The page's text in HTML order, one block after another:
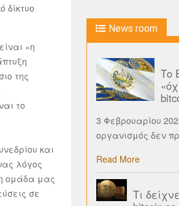
δίκτυο
«η
της
το
και
λόγος
η ομάδα μας
σε
News room
Το
3 Φεβρουαρίου
οργανισμός δεν
Read More
Τι